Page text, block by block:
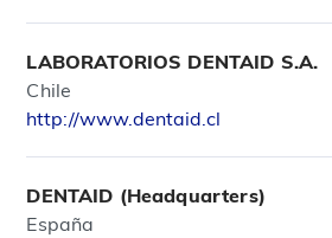
LABORATORIOS DENTAID S.A.
Chile
http://www.dentaid.cl
DENTAID (Headquarters)
España